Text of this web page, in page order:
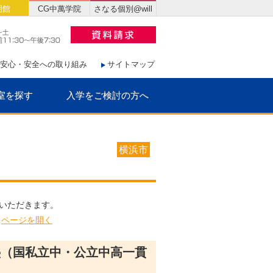
安心・安全への取り組み サイトマップ
を探す 入学をご検討の方へ
館 CG中萬学院 さなる個別@will
横浜市
ただきます。
ページを開く
国私立中・公立中高一貫